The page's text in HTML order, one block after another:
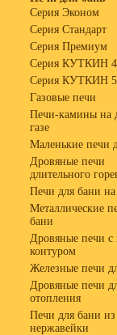
Серия Эконом
Серия Стандарт
Серия Премиум
Серия КУТКИН
Серия КУТКИН
Газовые печи
Печи-камины на
газе
Маленькие печи
Дровяные печи
длительного
Печи для бани на
Металлические
бани
Дровяные печи с
контуром
Железные печи
Дровяные печи
отопления
Печи для бани из
нержавейки